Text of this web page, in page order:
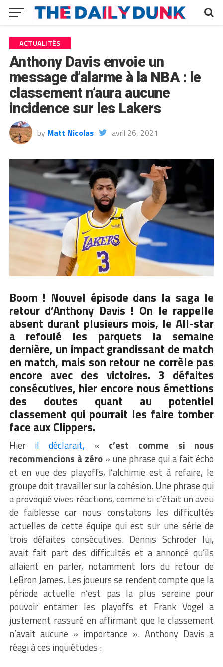
ACTUALITÉS
Anthony Davis envoie un
message d’alarme à la NBA : le
classement n’aura aucune
incidence sur les Lakers
by Matt Nicolas avril 26, 2021
Boom ! Nouvel épisode dans la saga le
retour d’Anthony Davis ! On le rappelle
absent durant plusieurs mois, le All-star
a refoulé les parquets la semaine
dernière, un impact grandissant de match
en match, mais son retour ne corrèle pas
encore avec des victoires. 3 défaites
consécutives, hier encore nous émettions
des doutes quant au potentiel
classement qui pourrait les faire tomber
face aux Clippers.
Hier il déclarait, « c’est comme si nous
recommencions à zéro» une phrase qui a fait écho
et en vue des playoffs, l’alchimie est à refaire, le
groupe doit travailler sur la cohésion. Une phrase qui
a provoqué vives réactions, comme si c’était un aveu
de faiblesse car nous constatons les difficultés
actuelles de cette équipe qui est sur une série de
trois défaites consécutives. Dennis Schroder lui,
avait fait part des difficultés et a annoncé qu’ils
allaient en parler, notamment lors du retour de
LeBron James. Les joueurs se rendent compte que la
période actuelle n’est pas la plus sereine pour
pouvoir entamer les playoffs et Frank Vogel a
justement rassuré en affirmant que le classement
n’avait aucune » importance ». Anthony Davis a
réagi à ces inquiétudes :